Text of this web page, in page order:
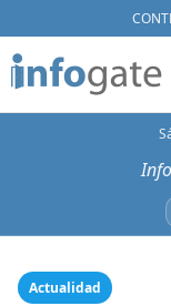
Actualidad